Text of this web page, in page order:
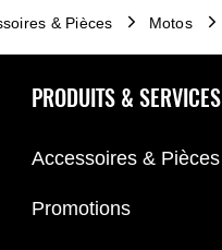
& Pièces Motos
PRODUITS & SERVICES
Accessoires & Pièces
Promotions